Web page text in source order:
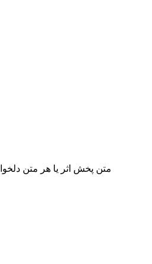
متن پخش اثر یا هر متن